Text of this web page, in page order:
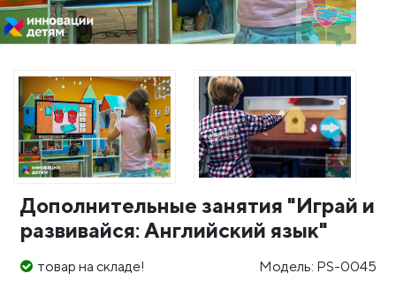
Дополнительные занятия "Играй и
развивайся: Английский язык"
товар на складе! Модель: PS-0045